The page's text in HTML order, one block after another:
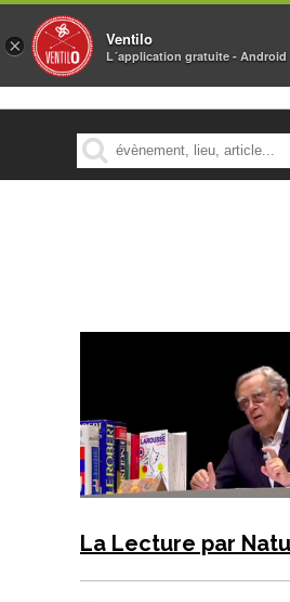
MENU
La Lecture par
× Ventilo
L´application gratuite - Android